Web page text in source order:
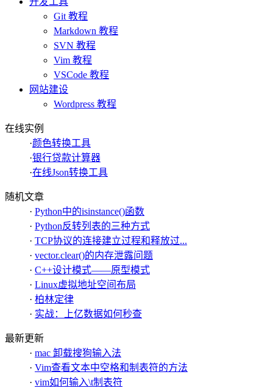
Git 教程
Markdown 教程
SVN 教程
Vim 教程
VSCode 教程
网站建设
Wordpress 教程
在线实例
·颜色转换工具
·银行贷款计算器
·在线Json转换工具
随机文章
· Python中的isinstance()函数
· Python反转列表的三种方式
· TCP协议的连接建立过程和释放过...
· vector.clear()的内存泄露问题
· C++设计模式——原型模式
· Linux虚拟地址空间布局
· 柏林定律
· 实战：上亿数据如何秒查
最新更新
· mac 卸载搜狗输入法
· Vim查看文本中空格和制表符的方法
· vim如何输入\t制表符